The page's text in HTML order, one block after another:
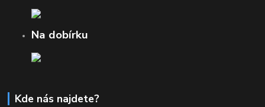
Na dobírku
Kde nás najdete?